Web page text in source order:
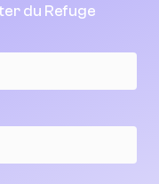
du Refuge